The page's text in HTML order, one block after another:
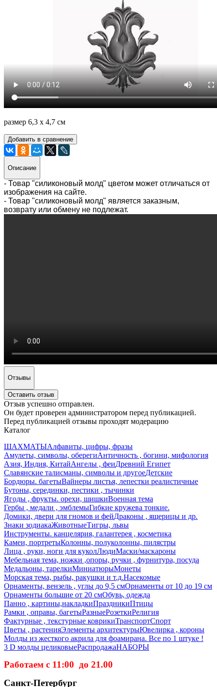
размер 6,3 х 4,7 см
Добавить в сравнение
Описание
- Товар "силиконовый молд" цветом может отличаться от
изображения на сайте.
- Товар "силиконовый молд" является заказным,
возврату или обмену не подлежат.
Отзывы
Оставить отзыв
Отзыв успешно отправлен.
Он будет проверен администратором перед публикацией.
Перед публикацией отзывы проходят модерацию
Каталог
ШАХМАТЫАлфавиты, цифры, фразы
Амулеты, символы, оберегиАнтичность , богини, мифология
Азия, Индия, КитайАнгелы , феиДревний Египет
Славянские талисманы, символы и другоеДетские
Бордюры. багетыВайнеры листья, лепестки реалистичные
Бутоны, серединки, пестики , тычинки
Ягоды , фрукты. орехи, шишкиВоенная тема
Гербы , медали , эмблемыГибкие кружева тонкие.
Домики, двери для гномов и фейДраконы , ящерицы и др.
Знаки зодиакаЖивотныеТигры, львы
Инструменты. канцелярия, галантерея , косметика
Камеи, портретыКолонны, полуколонны, пилястры
Лица , руки, ноги для куколЛюдиМаски/маскароны
Мебельная тема, ножки ,опоры, ручки , фурнитура, посуда
Медальоны, тарелкиМиниатюрыМонеты
Морская тема, рыбы, ракушки и т.д.Насекомые
Орнаменты, вензель , углы до 9,5 смОрнаменты от 10 до 19 см
Орнаменты большие от 20 смОбувь, одежда
Панно , картины,накладкиПраздникиПтицы
Рамки , оправы, багетыРазныеРозеткиРелигия
Фактурные , текстурные коврикиТранспортСпорт
Цветы , растенияЭлементы архитектурыЮвелирка , короны
Молды из жесткого акрила для фоамирана. Все по 1 штуке !
3 D молды целиковыеРаспродажаНАБОРЫ
Работаем с 11:00 до 21.00
Санкт-Петербург